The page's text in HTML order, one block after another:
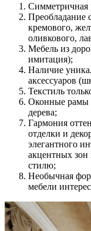
Симметричная
Преобладание
кремового,
оливкового,
Мебель из
имитация);
Наличие
аксессуаров
Текстиль
Оконные рамы
дерева;
Гармония
отделки и
элегантного
акцентных
стилю;
Необычная
мебели